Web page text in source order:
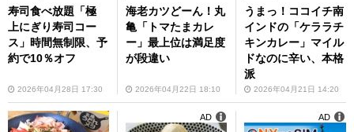
寿司食べ放題「極
上にぎり寿司コー
ス」時間無制限、予
約で10％オフ
2026年04月28日 17:30
海老カツどーん！丸
亀「トマたまカレ
ー」最上位は満足度
が段違い
2026年04月22日 18:10
うまっ！ココイチ南
インドの「ケララチ
キンカレー」マイル
ドなのに辛い、本格
派
2026年04月21日 14:20
AD AD